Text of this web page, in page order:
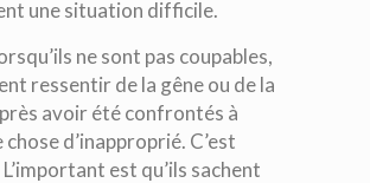
une situation difficile.
ne sont pas coupables,
ressentir de la gêne ou de la
avoir été confrontés à
d’inapproprié. C’est
est qu’ils sachent